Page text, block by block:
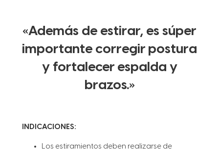
«Además de estirar, es súper
importante corregir postura
y fortalecer espalda y
brazos.»
INDICACIONES:
Los estiramientos deben realizarse de